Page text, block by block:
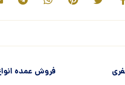
فروش عمده